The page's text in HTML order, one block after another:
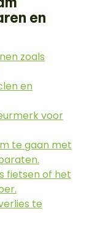
en
zoals
en
voor
te gaan met
fietsen of het
te